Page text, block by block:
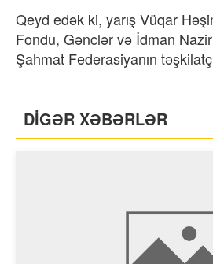
Qeyd edək ki, yarış Vüqar
Fondu, Gənclər və İdman
Şahmat Federasiyanın
DİGƏR XƏBƏRLƏR